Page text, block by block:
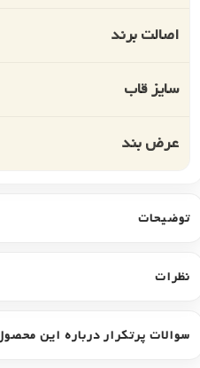
اصالت برند
سایز قاب
عرض بند
توضیحات
نظرات
سوالات پرتکرار درباره این